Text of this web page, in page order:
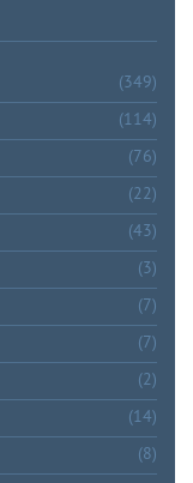
(349)
(114)
(76)
(22)
(43)
(3)
(7)
(7)
(2)
(14)
(8)